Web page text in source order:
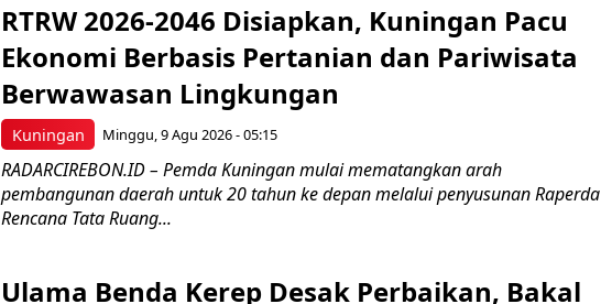
Kuningan
RTRW 2026-2046 Disiapkan, Kuningan Pacu
Ekonomi Berbasis Pertanian dan Pariwisata
Berwawasan Lingkungan
Minggu, 9 Agu 2026 - 05:15
RADARCIREBON.ID – Pemda Kuningan mulai mematangkan arah
pembangunan daerah untuk 20 tahun ke depan melalui penyusunan Raperda
Rencana Tata Ruang...
Ulama Benda Kerep Desak Perbaikan, Bakal